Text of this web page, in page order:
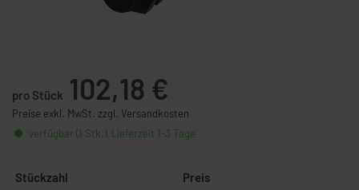
pro Stück 102,18 €
Preise exkl. MwSt. zzgl. Versandkosten
verfügbar (1 Stk.), Lieferzeit 1-3 Tage
Stückzahl Preis